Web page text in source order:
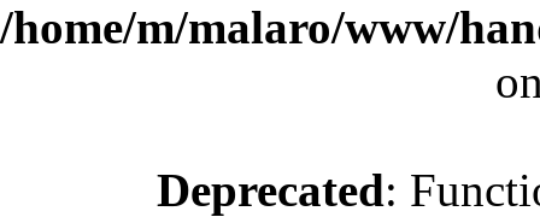
/home/m/malaro/www/
Deprecated: